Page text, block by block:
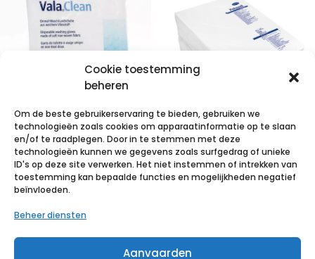
Cookie toestemming
beheren
Om de beste gebruikerservaring te bieden, gebruiken we
technologieën zoals cookies om apparaatinformatie op te slaan
en/of te raadplegen. Door in te stemmen met deze
technologieën kunnen we gegevens zoals surfgedrag of unieke
ID's op deze site verwerken. Het niet instemmen of intrekken van
toestemming kan bepaalde functies en mogelijkheden negatief
beïnvloeden.
Beheer diensten
Aanvaarden
VALACLEAN
basic 50 p/s
3,35 incl. btw
Voeg toe aan verlanglijst
Pehazell
37x57cm
Voeg toe aan verlanglijst